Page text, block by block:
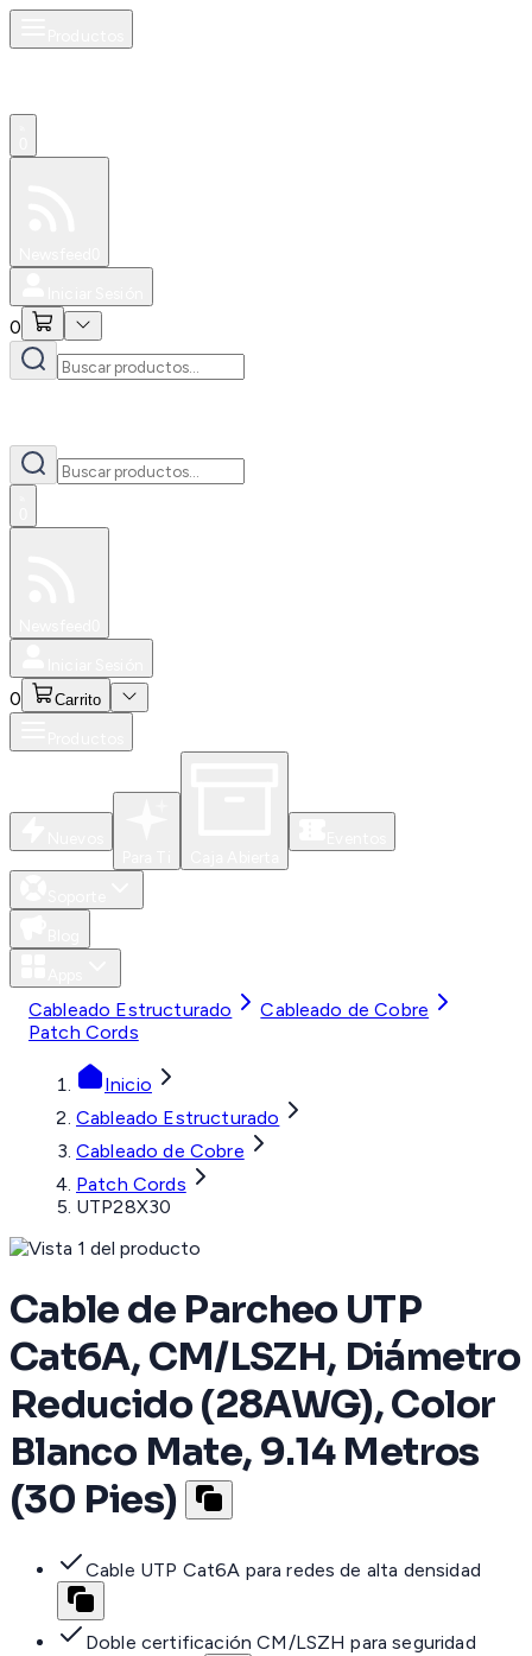
0
0 Carrito
Cableado Estructurado
Cableado de Cobre
Patch Cords
Inicio
Cableado Estructurado
Cableado de Cobre
Patch Cords
UTP28X30
Cable de Parcheo UTP
Cat6A, CM/LSZH, Diámetro
Reducido (28AWG), Color
Blanco Mate, 9.14 Metros
(30 Pies)
Cable UTP Cat6A para redes de alta densidad
Doble certificación CM/LSZH para seguridad